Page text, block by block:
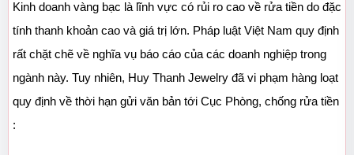
Kinh doanh vàng bạc là lĩnh vực có rủi ro cao về rửa tiền do đặc
tính thanh khoản cao và giá trị lớn. Pháp luật Việt Nam quy định
rất chặt chẽ về nghĩa vụ báo cáo của các doanh nghiệp trong
ngành này. Tuy nhiên, Huy Thanh Jewelry đã vi phạm hàng loạt
quy định về thời hạn gửi văn bản tới Cục Phòng, chống rửa tiền
: